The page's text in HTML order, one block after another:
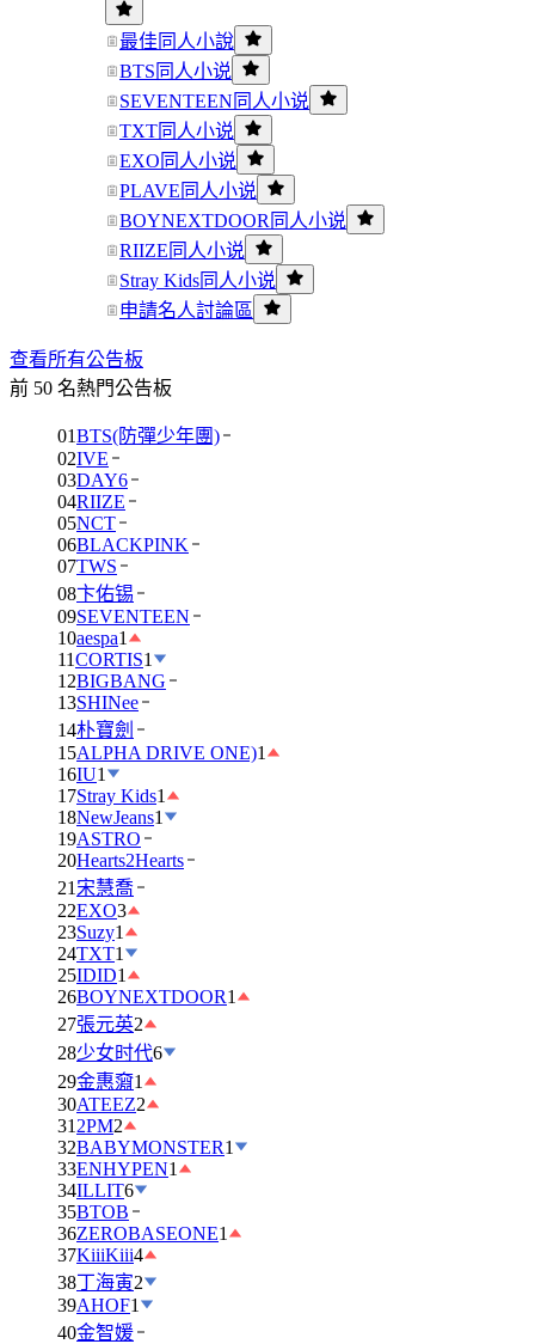
最佳同人小說
BTS同人小说
SEVENTEEN同人小说
TXT同人小说
EXO同人小说
PLAVE同人小说
BOYNEXTDOOR同人小说
RIIZE同人小说
Stray Kids同人小说
申請名人討論區
查看所有公告板
前 50 名熱門公告板
01BTS(防彈少年團)
02IVE
03DAY6
04RIIZE
05NCT
06BLACKPINK
07TWS
08卞佑锡
09SEVENTEEN
10aespa1
11CORTIS1
12BIGBANG
13SHINee
14朴寶劍
15ALPHA DRIVE ONE)1
16IU1
17Stray Kids1
18NewJeans1
19ASTRO
20Hearts2Hearts
21 宋慧喬
22EXO3
23Suzy1
24TXT1
25IDID1
26BOYNEXTDOOR1
27張元英2
28少女时代6
29金惠奫1
30ATEEZ2
31 2PM2
32BABYMONSTER1
33ENHYPEN1
34ILLIT6
35BTOB
36ZEROBASEONE1
37KiiiKiii4
38丁海寅2
39AHOF1
40金智媛